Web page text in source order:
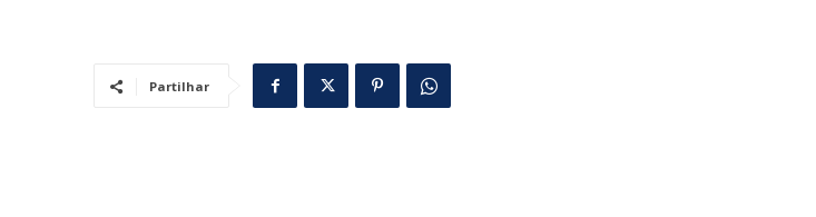
Partilhar